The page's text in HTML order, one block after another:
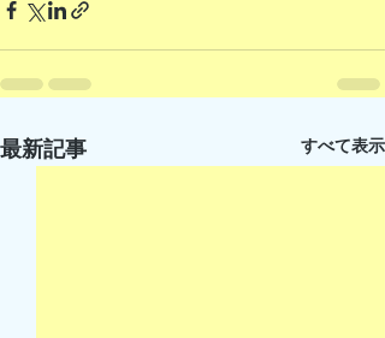
最新記事 すべて表示